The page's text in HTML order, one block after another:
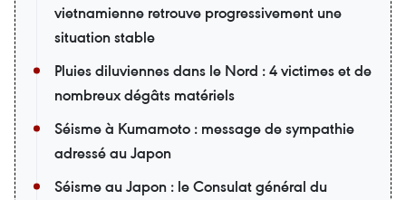
vietnamienne retrouve progressivement une
situation stable
Pluies diluviennes dans le Nord : 4 victimes et de
nombreux dégâts matériels
Séisme à Kumamoto : message de sympathie
adressé au Japon
Séisme au Japon : le Consulat général du